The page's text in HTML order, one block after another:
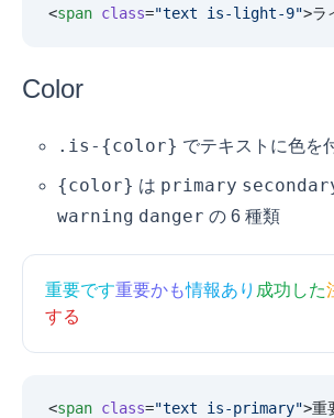
<span class="text is-light-9">ラ
Color
.is-{color} でテキストに色を
{color} は primary
warning danger の 6 種類
重要です重要かも情報あり 成功した
する
<span class="text is-primary">重